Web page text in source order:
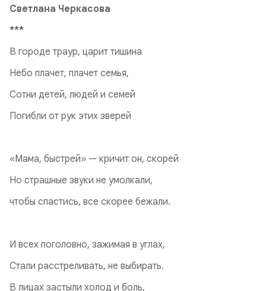
Светлана Черкасова
***
В городе траур, царит тишина
Небо плачет, плачет семья,
Сотни детей, людей и семей
Погибли от рук этих зверей
«Мама, быстрей» — кричит он, скорей
Но страшные звуки не умолкали,
чтобы спастись, все скорее бежали.
И всех поголовно, зажимая в углах,
Стали расстреливать, не выбирать.
В лицах застыли холод и боль,